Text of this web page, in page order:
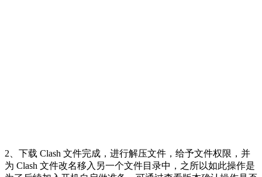
2、下载 Clash 文件完成，进行解压文件，给予文件权限，并
为 Clash 文件改名移入另一个文件目录中，之所以如此操作是